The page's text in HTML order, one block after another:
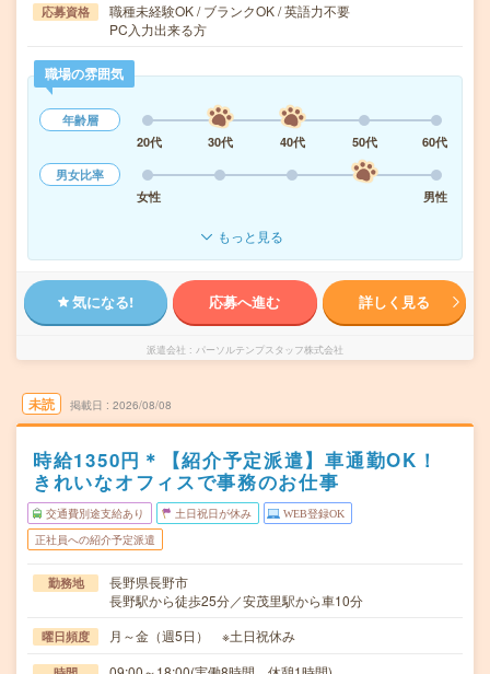
応募資格
職種未経験OK / ブランクOK / 英語力不要
PC入力出来る方
職場の雰囲気
年齢層
20代
30代 40代 50代
60代
男女比率
女性
男性
もっと見る
気になる! 応募へ進む 詳しく見る
派遣会社 パーソルテンプスタッフ株式会社
未読 掲載日 2026/08/08
時給1350円＊【紹介予定派遣】車通勤OK！
きれいなオフィスで事務のお仕事
交通費別途支給あり 土日祝日が休み WEB登録OK
正社員への紹介予定派遣
勤務地
長野県長野市
長野駅から徒歩25分／安茂里駅から車10分
曜日頻度 月～金（週5日） ※土日祝休み